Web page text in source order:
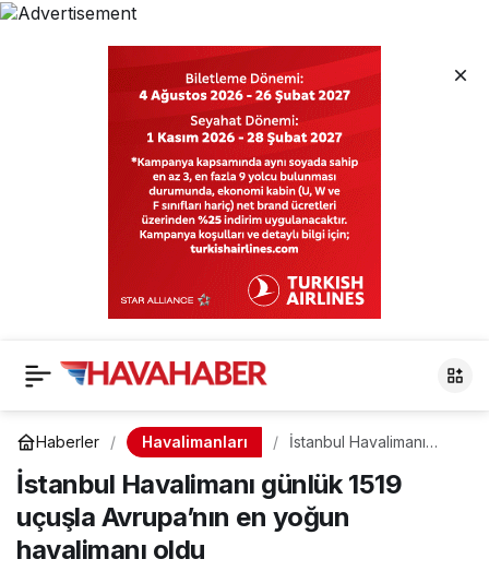
Haberler Havalimanları
İstanbul Havalimanı
Avrupa’nın en yoğun
havalimanı oldu
İstanbul Havalimanı günlük 1519
uçuşla Avrupa’nın en yoğun
havalimanı oldu